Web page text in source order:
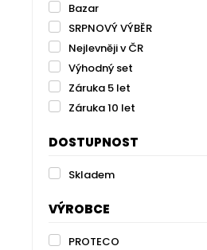
Bazar
SRPNOVÝ VÝBĚR
Nejlevněji v ČR
Výhodný set
Záruka 5 let
Záruka 10 let
DOSTUPNOST
Skladem
VÝROBCE
PROTECO